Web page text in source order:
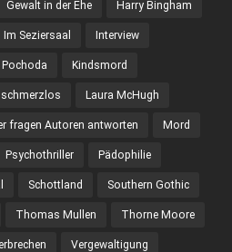
Gewalt in der Ehe Harry Bingham
Im Seziersaal Interview
Pochoda Kindsmord
Laura McHugh
fragen Autoren antworten Mord
Psychothriller Pädophilie
Schottland Southern Gothic
Thomas Mullen Thorne Moore
Vergewaltigung